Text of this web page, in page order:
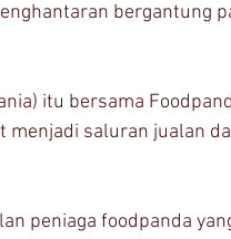
bergantung
itu bersama
saluran jualan
peniaga foodpanda